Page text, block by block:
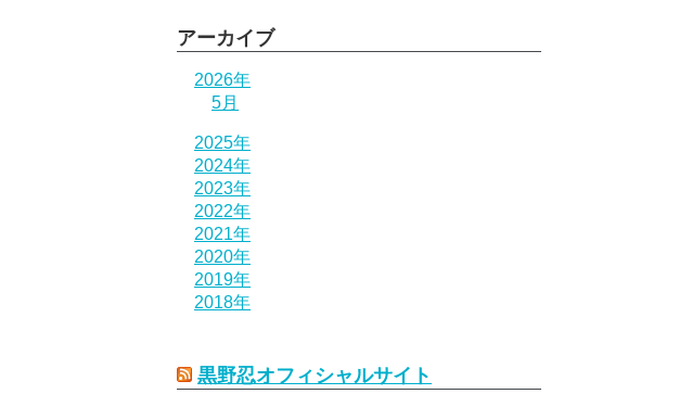
アーカイブ
2026年
5月
2025年
2024年
2023年
2022年
2021年
2020年
2019年
2018年
黒野忍オフィシャルサイト